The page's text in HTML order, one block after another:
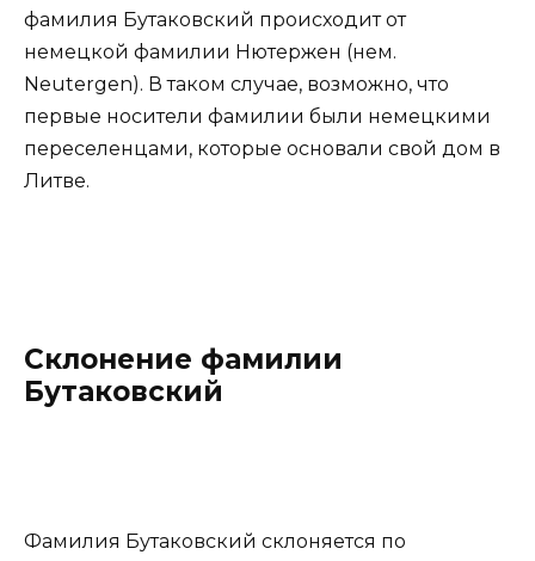
фамилия Бутаковский происходит от
немецкой фамилии Нютержен (нем.
Neutergen). В таком случае, возможно, что
первые носители фамилии были немецкими
переселенцами, которые основали свой дом в
Литве.
Склонение фамилии
Бутаковский
Фамилия Бутаковский склоняется по